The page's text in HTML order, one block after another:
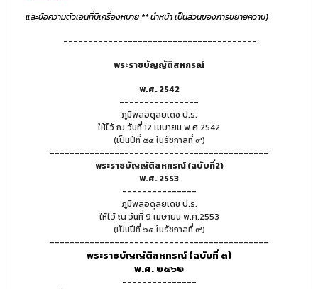
และข้อความตัวเอนที่มีเครื่องหมาย **นำหน้า เป็นส่วนของการขยายความ)
---------------------------------------
พระราชบัญญัติสหกรณ์
พ.ศ. 2542
----------------
ภูมิพลอดุลยเดช ป.ร.
ให้ไว้ ณ วันที่ 12 เมษายน พ.ศ.2542
(เป็นปีที่ ๕๔ ในรัชกาลที่ ๙)
--------------------------------------------
พระราชบัญญัติสหกรณ์ (ฉบับที่2)
พ.ศ. 2553
---------------
ภูมิพลอดุลยเดช ป.ร.
ให้ไว้ ณ วันที่ 9 เมษายน พ.ศ.2553
(เป็นปีที่ ๖๕ ในรัชกาลที่ ๙)
--------------------------------------------
พระราชบัญญัติสหกรณ์ (ฉบับที่ ๓)
พ.ศ. ๒๕๖๒
---------------